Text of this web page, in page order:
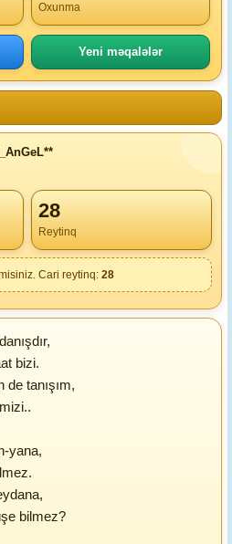
Oxunma
Yeni məqalələr
28
Reytinq
Cari reytinq: 28
bizi.
tanışım,
yana,
bilmez?